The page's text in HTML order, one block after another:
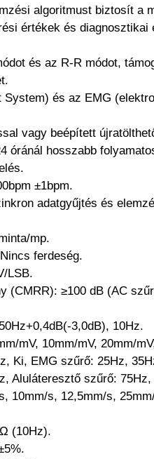
algoritmust biztosít a
értékek és diagnosztikai
és az R-R módot,
és az EMG
vagy beépített
óránál hosszabb
±1bpm.
adatgyűjtés és
mp.
ferdeség.
LSB.
(CMRR): ≥100 dB (AC
3,0dB), 10Hz.
mV, 10mm/mV, 20mm/
Ki, EMG szűrő: 25Hz,
Aluláteresztő szűrő:
10mm/s, 12,5mm/s,
(10Hz).